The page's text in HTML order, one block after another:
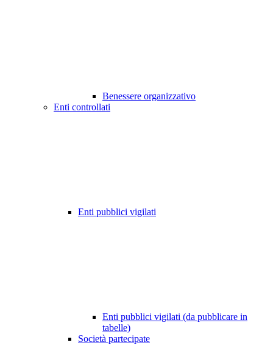
Benessere organizzativo
Enti controllati
Enti pubblici vigilati
Enti pubblici vigilati (da pubblicare in
tabelle)
Società partecipate